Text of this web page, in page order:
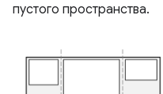
пустого пространства.